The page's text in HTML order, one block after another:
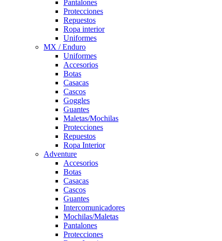
Pantalones
Protecciones
Repuestos
Ropa interior
Uniformes
MX / Enduro
Uniformes
Accesorios
Botas
Casacas
Cascos
Goggles
Guantes
Maletas/Mochilas
Protecciones
Repuestos
Ropa Interior
Adventure
Accesorios
Botas
Casacas
Cascos
Guantes
Intercomunicadores
Mochilas/Maletas
Pantalones
Protecciones